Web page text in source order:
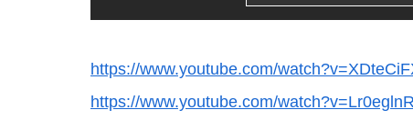
https://www.youtube.com/
https://www.youtube.com/